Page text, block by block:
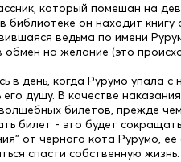
который помешан на
он находит книгу
ведьма по имени
обмен на желание (это
в день, когда Рурумо упала
его душу. В качестве
билетов, прежде
билет - это будет
от черного кота Рурумо,
спасти собственную жизнь.